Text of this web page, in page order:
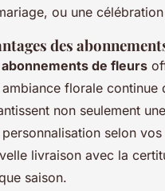
ou une
des
abonnements de fleurs
ambiance florale
non seulement
personnalisation selon
livraison avec la
saison.